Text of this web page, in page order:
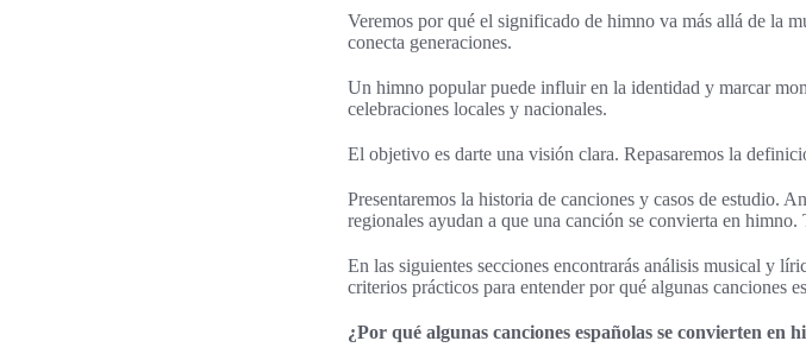
Veremos por qué el significado de himno va más allá de la
conecta generaciones.
Un himno popular puede influir en la identidad y marcar
celebraciones locales y nacionales.
El objetivo es darte una visión clara. Repasaremos la
Presentaremos la historia de canciones y casos de estudio.
regionales ayudan a que una canción se convierta en
En las siguientes secciones encontrarás análisis musical y
criterios prácticos para entender por qué algunas canciones
¿Por qué algunas canciones españolas se convierten en